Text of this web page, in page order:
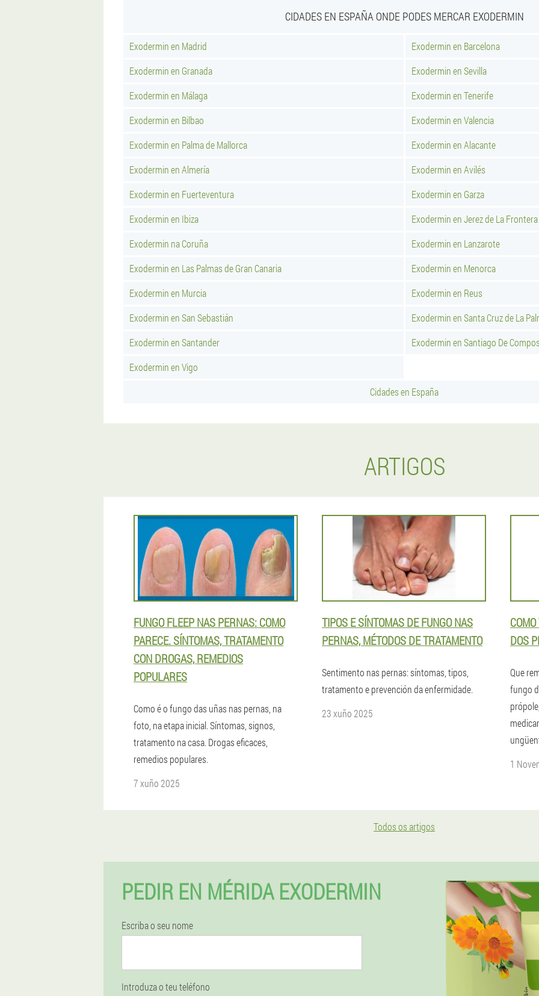
CIDADES EN ESPAÑA ONDE PODES MERCAR EXODERMIN
Exodermin en Madrid
Exodermin en Barcelona
Exodermin en Granada
Exodermin en Sevilla
Exodermin en Málaga
Exodermin en Tenerife
Exodermin en Bilbao
Exodermin en Valencia
Exodermin en Palma de Mallorca
Exodermin en Alacante
Exodermin en Almería
Exodermin en Avilés
Exodermin en Fuerteventura
Exodermin en Garza
Exodermin en Ibiza
Exodermin en Jerez de La Frontera
Exodermin na Coruña
Exodermin en Lanzarote
Exodermin en Las Palmas de Gran Canaria
Exodermin en Menorca
Exodermin en Murcia
Exodermin en Reus
Exodermin en San Sebastián
Exodermin en Santa Cruz de La
Exodermin en Santander
Exodermin en Santiago De
Exodermin en Vigo
Cidades en España
ARTIGOS
FUNGO FLEEP NAS PERNAS: COMO
PARECE. SÍNTOMAS, TRATAMENTO
CON DROGAS, REMEDIOS
POPULARES
Como é o fungo das uñas nas pernas, na
foto, na etapa inicial. Síntomas, signos,
tratamento na casa. Drogas eficaces,
remedios populares.
7 xuño 2025
TIPOS E SÍNTOMAS DE FUNGO NAS
PERNAS, MÉTODOS DE TRATAMENTO
Sentimento nas pernas: síntomas, tipos,
tratamento e prevención da enfermidade.
23 xuño 2025
DOS
Que
fungo
1
Todos os artigos
PEDIR EN MÉRIDA EXODERMIN
Escriba o seu nome
Introduza o teu teléfono